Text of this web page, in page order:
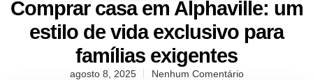
Comprar casa em Alphaville: um
estilo de vida exclusivo para
famílias exigentes
agosto 8, 2025 Nenhum Comentário